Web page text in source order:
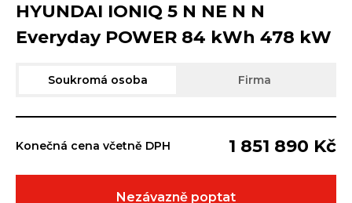
HYUNDAI IONIQ 5 N NE N N
Everyday POWER 84 kWh 478 kW
Soukromá osoba Firma
Konečná cena včetně DPH 1 851 890 Kč
Nezávazně poptat